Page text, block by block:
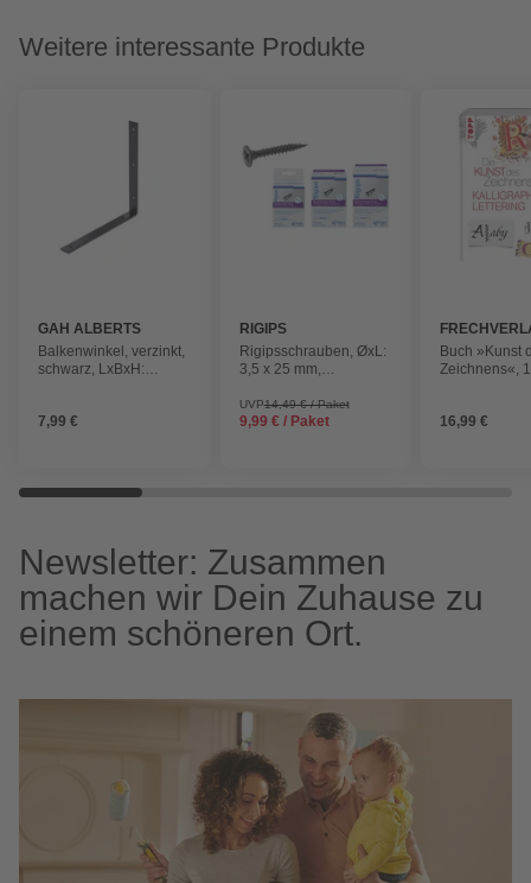
Weitere interessante Produkte
GAH ALBERTS
Balkenwinkel, verzinkt,
schwarz, LxBxH:
7,99 €
RIGIPS
Rigipsschrauben, ØxL:
3,5 x 25 mm,
500 Stück
UVP14,49 € / Paket
9,99 € / Paket
Buch »Kunst
Zeichnens«,
16,99 €
Newsletter: Zusammen
machen wir Dein Zuhause zu
einem schöneren Ort.